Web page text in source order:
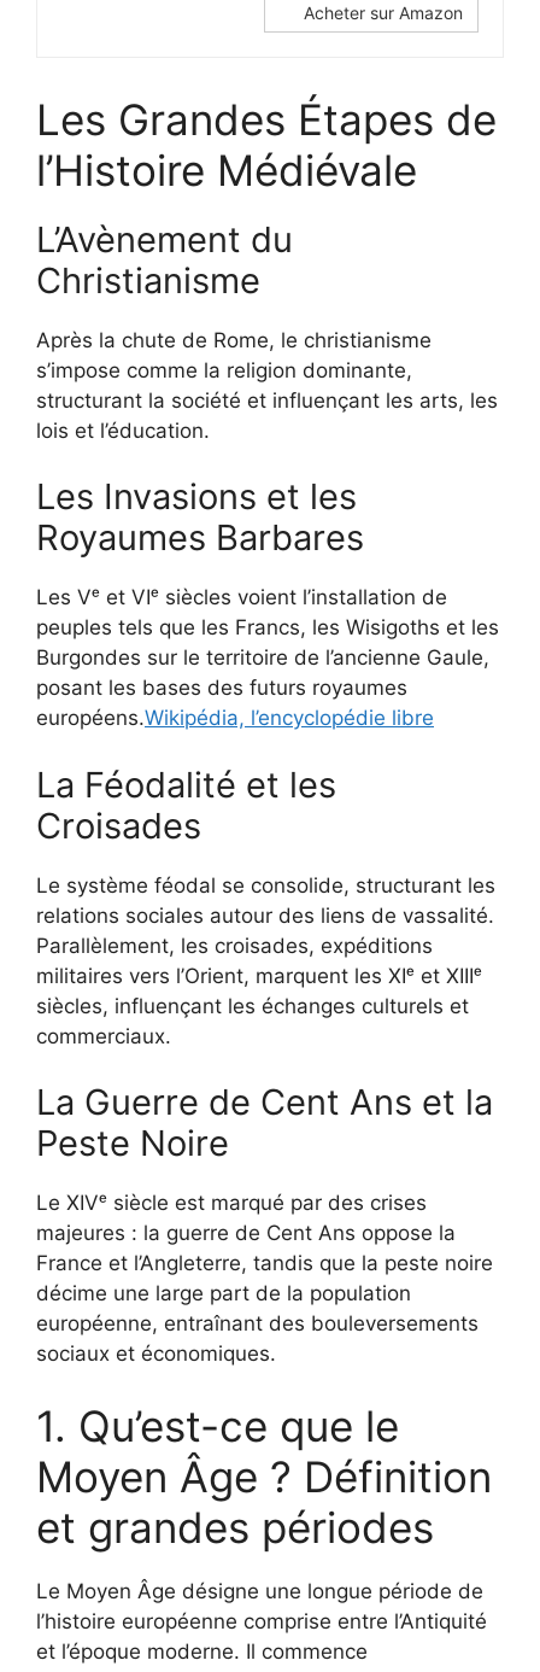
Acheter sur Amazon
Les Grandes Étapes de
l’Histoire Médiévale
L’Avènement du
Christianisme
Après la chute de Rome, le christianisme
s’impose comme la religion dominante,
structurant la société et influençant les arts, les
lois et l’éducation.
Les Invasions et les
Royaumes Barbares
Les Vᵉ et VIᵉ siècles voient l’installation de
peuples tels que les Francs, les Wisigoths et les
Burgondes sur le territoire de l’ancienne Gaule,
posant les bases des futurs royaumes
européens.Wikipédia, l’encyclopédie libre
La Féodalité et les
Croisades
Le système féodal se consolide, structurant les
relations sociales autour des liens de vassalité.
Parallèlement, les croisades, expéditions
militaires vers l’Orient, marquent les XIᵉ et XIIIᵉ
siècles, influençant les échanges culturels et
commerciaux.
La Guerre de Cent Ans et la
Peste Noire
Le XIVᵉ siècle est marqué par des crises
majeures : la guerre de Cent Ans oppose la
France et l’Angleterre, tandis que la peste noire
décime une large part de la population
européenne, entraînant des bouleversements
sociaux et économiques.
1. Qu’est-ce que le
Moyen Âge ? Définition
et grandes périodes
Le Moyen Âge désigne une longue période de
l’histoire européenne comprise entre l’Antiquité
et l’époque moderne. Il commence